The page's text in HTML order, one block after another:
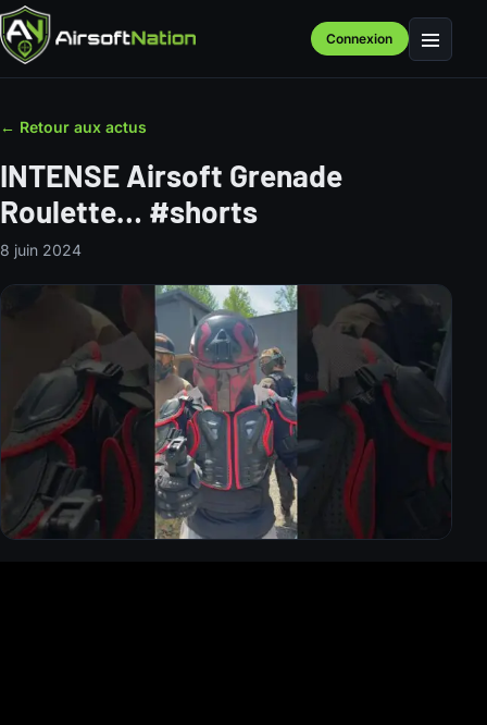
Connexion Menu
← Retour aux actus
INTENSE Airsoft Grenade
Roulette… #shorts
8 juin 2024